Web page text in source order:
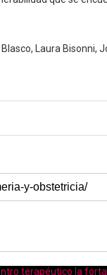
Laura Bisonni,